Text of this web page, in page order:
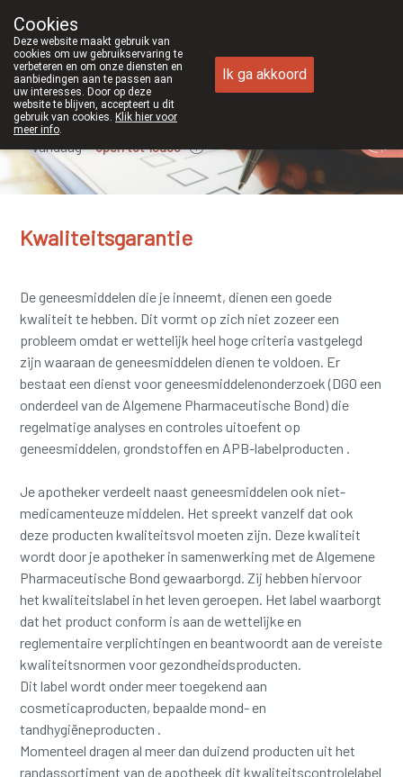
089/382429
Vandaag open tot 19u00
Kwaliteitsgarantie
De geneesmiddelen die je inneemt, dienen een goede
kwaliteit te hebben. Dit vormt op zich niet zozeer een
probleem omdat er wettelijk heel hoge criteria vastgelegd
zijn waaraan de geneesmiddelen dienen te voldoen. Er
bestaat een dienst voor geneesmiddelenonderzoek (DGO een
onderdeel van de Algemene Pharmaceutische Bond) die
regelmatige analyses en controles uitoefent op
geneesmiddelen, grondstoffen en APB-labelproducten .
Je apotheker verdeelt naast geneesmiddelen ook niet-
medicamenteuze middelen. Het spreekt vanzelf dat ook
deze producten kwaliteitsvol moeten zijn. Deze kwaliteit
wordt door je apotheker in samenwerking met de Algemene
Pharmaceutische Bond gewaarborgd. Zij hebben hiervoor
het kwaliteitslabel in het leven geroepen. Het label waarborgt
dat het product conform is aan de wettelijke en
reglementaire verplichtingen en beantwoordt aan de vereiste
kwaliteitsnormen voor gezondheidsproducten.
Dit label wordt onder meer toegekend aan
cosmeticaproducten, bepaalde mond- en
tandhygiëneproducten .
Momenteel dragen al meer dan duizend producten uit het
randassortiment van de apotheek dit kwaliteitscontrolelabel
Cookies
Deze website maakt gebruik van
cookies om uw gebruikservaring te
verbeteren en om onze diensten en
aanbiedingen aan te passen aan
uw interesses. Door op deze
website te blijven, accepteert u dit
gebruik van cookies. Klik hier voor
meer info.
Ik ga akkoord